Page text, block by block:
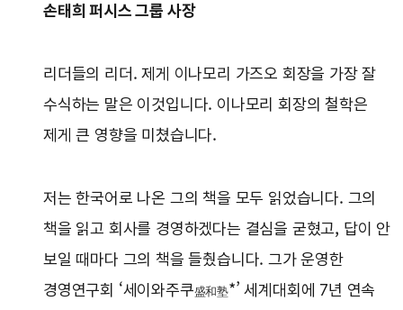
손태희 퍼시스 그룹 사장
리더들의 리더. 제게 이나모리 가즈오 회장을 가장 잘
수식하는 말은 이것입니다. 이나모리 회장의 철학은
제게 큰 영향을 미쳤습니다.
저는 한국어로 나온 그의 책을 모두 읽었습니다. 그의
책을 읽고 회사를 경영하겠다는 결심을 굳혔고, 답이 안
보일 때마다 그의 책을 들췄습니다. 그가 운영한
경영연구회 ‘세이와주쿠盛和塾*’ 세계대회에 7년 연속